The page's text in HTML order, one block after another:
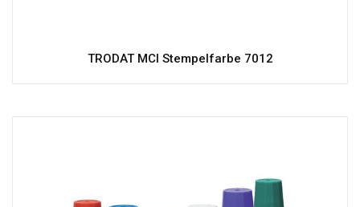
TRODAT MCI Stempelfarbe 7012